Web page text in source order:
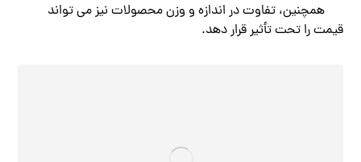
همچنین، تفاوت در اندازه و وزن محصولات نیز می ‌تواند
قیمت را تحت تأثیر قرار دهد.